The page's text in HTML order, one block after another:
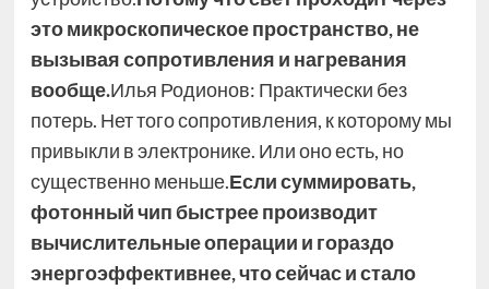
это микроскопическое пространство, не
вызывая сопротивления и нагревания
вообще.Илья Родионов: Практически без
потерь. Нет того сопротивления, к которому мы
привыкли в электронике. Или оно есть, но
существенно меньше.Если суммировать,
фотонный чип быстрее производит
вычислительные операции и гораздо
энергоэффективнее, что сейчас и стало